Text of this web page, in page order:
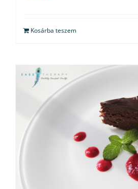
Kosárba teszem